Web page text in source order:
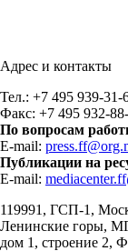
Адрес и контакты
Тел.: +7 495 939-31-
Факс: +7 495 932-
По вопросам
E-mail:
Публикации на
E-mail:
119991, ГСП-1,
Ленинские горы,
дом 1, строение 2,